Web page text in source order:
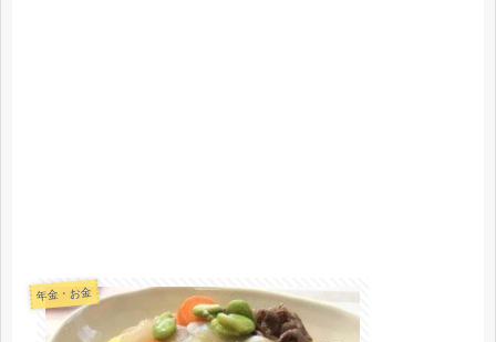
年金・お金